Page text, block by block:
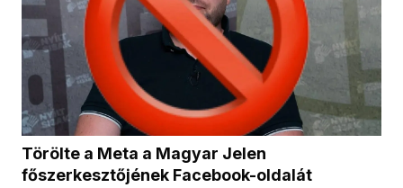
Törölte a Meta a Magyar Jelen
főszerkesztőjének Facebook-oldalát